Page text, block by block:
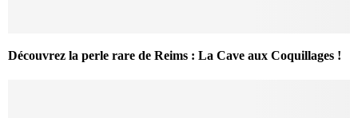
Découvrez la perle rare de Reims : La Cave aux Coquillages !